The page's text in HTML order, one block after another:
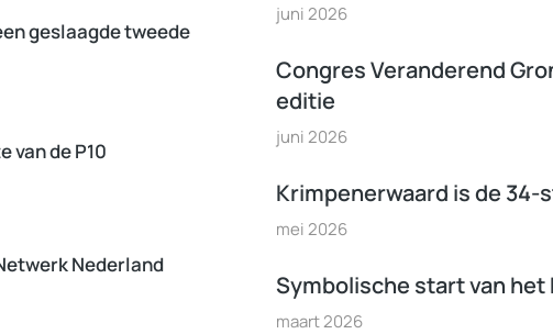
geslaagde tweede
van de P10
Nederland
juni 2026
Congres Veranderend
editie
juni 2026
Krimpenerwaard is de 34-
mei 2026
Symbolische start van het
maart 2026